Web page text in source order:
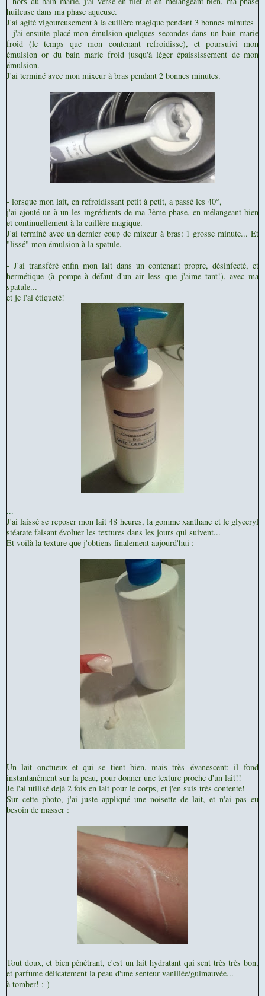
huileuse dans ma phase aqueuse.
J'ai agité vigoureusement à la cuillère magique pendant 3 bonnes minutes
- j'ai ensuite placé mon émulsion quelques secondes dans un bain marie
froid (le temps que mon contenant refroidisse), et poursuivi mon
émulsion or du bain marie froid jusqu'à léger épaississement de mon
émulsion.
J'ai terminé avec mon mixeur à bras pendant 2 bonnes minutes.
- lorsque mon lait, en refroidissant petit à petit, a passé les 40°,
j'ai ajouté un à un les ingrédients de ma 3ème phase, en mélangeant bien
et continuellement à la cuillère magique.
J'ai terminé avec un dernier coup de mixeur à bras: 1 grosse minute... Et
"lissé" mon émulsion à la spatule.
- J'ai transféré enfin mon lait dans un contenant propre, désinfecté, et
hermétique (à pompe à défaut d'un air less que j'aime tant!), avec ma
spatule...
et je l'ai étiqueté!
...
J'ai laissé se reposer mon lait 48 heures, la gomme xanthane et le glyceryl
stéarate faisant évoluer les textures dans les jours qui suivent...
Et voilà la texture que j'obtiens finalement aujourd'hui :
Un lait onctueux et qui se tient bien, mais très évanescent: il fond
instantanément sur la peau, pour donner une texture proche d'un lait!!
Je l'ai utilisé dejà 2 fois en lait pour le corps, et j'en suis très contente!
Sur cette photo, j'ai juste appliqué une noisette de lait, et n'ai pas eu
besoin de masser :
Tout doux, et bien pénétrant, c'est un lait hydratant qui sent très très bon,
et parfume délicatement la peau d'une senteur vanillée/guimauvée...
à tomber! ;-)